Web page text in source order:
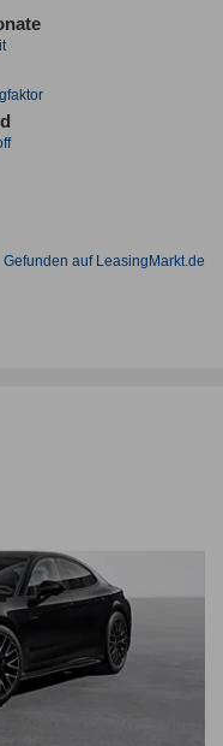
Gefunden auf LeasingMarkt.de